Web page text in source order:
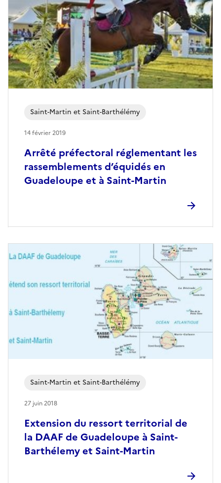
Arrêté préfectoral réglementant les
rassemblements d’équidés en
Guadeloupe et à Saint-Martin
Saint-Martin et Saint-Barthélémy
14 février 2019
Extension du ressort territorial de
la DAAF de Guadeloupe à Saint-
Barthélemy et Saint-Martin
Saint-Martin et Saint-Barthélémy
27 juin 2018